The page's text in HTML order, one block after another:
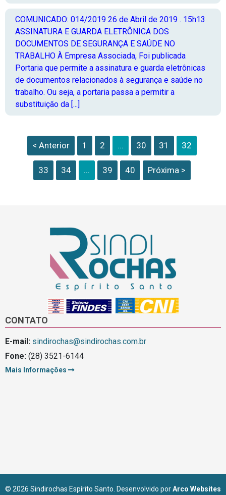
COMUNICADO: 014/2019 26 de Abril de 2019 . 15h13
ASSINATURA E GUARDA ELETRÔNICA DOS
DOCUMENTOS DE SEGURANÇA E SAÚDE NO
TRABALHO À Empresa Associada, Foi publicada
Portaria que permite a assinatura e guarda eletrônicas
de documentos relacionados à segurança e saúde no
trabalho. Ou seja, a portaria passa a permitir a
substituição da [...]
< Anterior 1 2 ... 30 31 32
33 34 ... 39 40 Próxima >
CONTATO
E-mail: sindirochas@sindirochas.com.br
Fone: (28) 3521-6144
Mais Informações
© 2026 Sindirochas Espírito Santo. Desenvolvido porArco Websites